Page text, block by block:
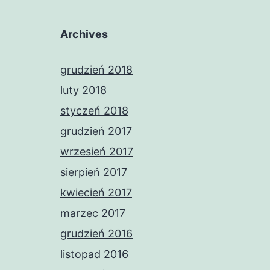
Archives
grudzień 2018
luty 2018
styczeń 2018
grudzień 2017
wrzesień 2017
sierpień 2017
kwiecień 2017
marzec 2017
grudzień 2016
listopad 2016